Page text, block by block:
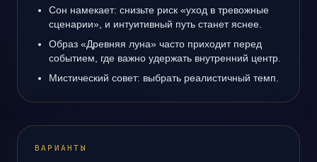
Сон намекает: снизьте риск «уход в тревожные
сценарии», и интуитивный путь станет яснее.
Образ «Древняя луна» часто приходит перед
событием, где важно удержать внутренний центр.
Мистический совет: выбрать реалистичный темп.
ВАРИАНТЫ